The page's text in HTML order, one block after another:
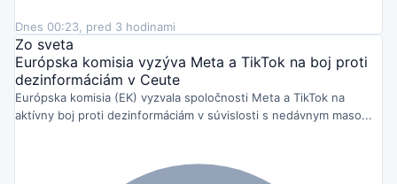
Dnes 00:23, pred 3 hodinami
Zo sveta
Európska komisia vyzýva Meta a TikTok na boj proti
dezinformáciám v Ceute
Európska komisia (EK) vyzvala spoločnosti Meta a TikTok na
aktívny boj proti dezinformáciám v súvislosti s nedávnym maso...